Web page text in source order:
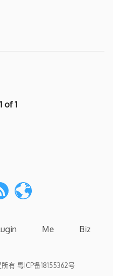
of 1
Me Biz
所有粤ICP备18155362号